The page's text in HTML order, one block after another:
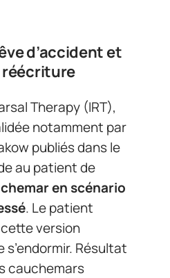
d’accident et
Therapy (IRT),
notamment par
publiés dans le
au patient de
en scénario
. Le patient
version
Résultat
cauchemars